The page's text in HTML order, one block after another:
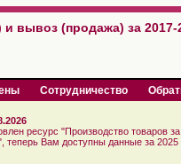
и вывоз (продажа) за 2017-
Сотрудничество
ресурс "Производство товаров
теперь Вам доступны данные за 2025